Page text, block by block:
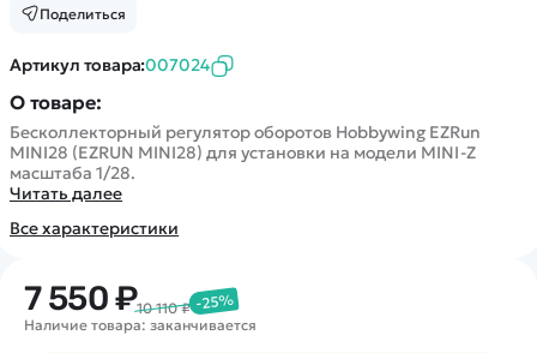
Поделиться
Артикул товара:007024
О товаре:
Бесколлекторный регулятор оборотов Hobbywing EZRun
MINI28 (EZRUN MINI28) для установки на модели MINI-Z
масштаба 1/28.
Читать далее
Все характеристики
7 550 ₽10 110 ₽ -25%
Наличие товара: заканчивается
Машинки
Танки
Вертолеты
Катера
Роботы
Самолеты
Детские электромобили
Спецтехника
Информация
Оптовые продажи
Блог
Статьи про беспилотники
Покупка в кредит
Покупателю
Контакты
Оплата и доставка
Отследить заказ
Оплата на сайте